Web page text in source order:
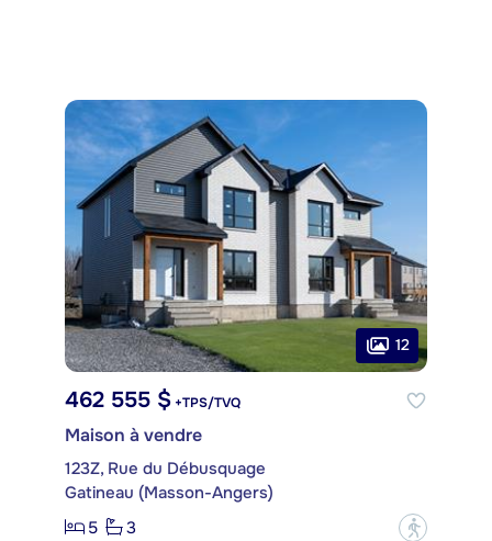
12
462 555 $ +TPS/TVQ
Maison à vendre
123Z, Rue du Débusquage
Gatineau (Masson-Angers)
5
3 ?